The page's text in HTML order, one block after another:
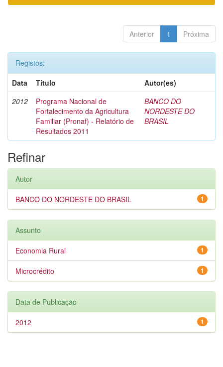
Anterior 1 Próxima
Registos:
Data
Título
Autor(es)
2012
Programa Nacional de
Fortalecimento da Agricultura
Familiar (Pronaf) - Relatório de
Resultados 2011
BANCO DO
NORDESTE DO
BRASIL
Refinar
Autor
1
BANCO DO NORDESTE DO BRASIL
Assunto
1
Economia Rural
1
Microcrédito
Data de Publicação
1
2012